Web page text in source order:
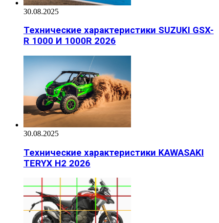
30.08.2025
Технические характеристики SUZUKI GSX-
R 1000 И 1000R 2026
30.08.2025
Технические характеристики KAWASAKI
TERYX H2 2026